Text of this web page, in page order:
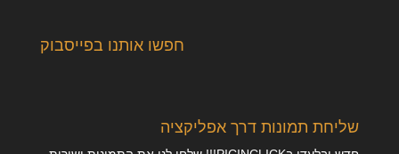
חפשו אותנו בפייסבוק
שליחת תמונות דרך אפליקציה